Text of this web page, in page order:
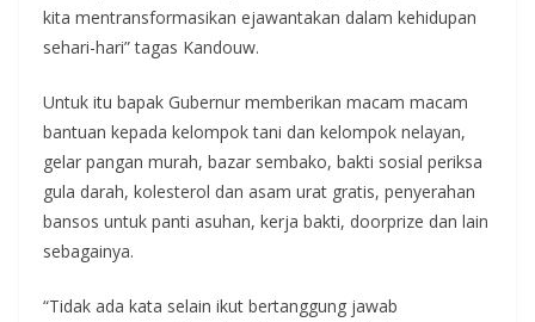
kita mentransformasikan ejawantakan dalam kehidupan
sehari-hari” tagas Kandouw.
Untuk itu bapak Gubernur memberikan macam macam
bantuan kepada kelompok tani dan kelompok nelayan,
gelar pangan murah, bazar sembako, bakti sosial periksa
gula darah, kolesterol dan asam urat gratis, penyerahan
bansos untuk panti asuhan, kerja bakti, doorprize dan lain
sebagainya.
“Tidak ada kata selain ikut bertanggung jawab